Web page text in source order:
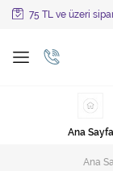
75 TL ve üzeri
Ayakkabı Cila
Cila Makineleri
Ana Sayfa
Ana